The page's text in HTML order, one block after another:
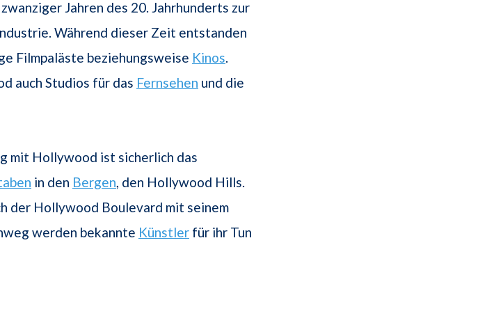
Jahren des 20. Jahrhunderts zur
Während dieser Zeit entstanden
Filmpaläste beziehungsweise Kinos.
auch Studios für das Fernsehen und die
mit Hollywood ist sicherlich das
in den Bergen, den Hollywood Hills.
der Hollywood Boulevard mit seinem
werden bekannte Künstler für ihr Tun